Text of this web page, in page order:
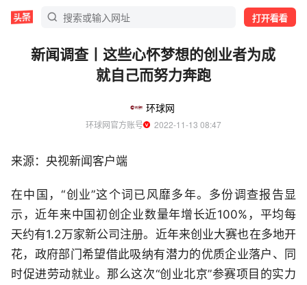
打开看看
新闻调查丨这些心怀梦想的创业者为成
就自己而努力奔跑
环球网
环球网官方账号
  2022-11-13 08:47
来源：央视新闻客户端
在中国，“创业”这个词已风靡多年。多份调查报告显
示，近年来中国初创企业数量年增长近100%，平均每
天约有1.2万家新公司注册。近年来创业大赛也在多地开
花，政府部门希望借此吸纳有潜力的优质企业落户、同
时促进劳动就业。那么这次“创业北京”参赛项目的实力